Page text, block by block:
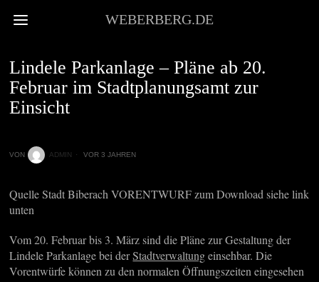
WEBERBERG.DE
Lindele Parkanlage – Pläne ab 20.
Februar im Stadtplanungsamt zur
Einsicht
VON ADMIN VOR 3 JAHREN
Quelle Stadt Biberach VORENTWURF zum Download siehe link
unten
Vom 20. Februar bis 3. März sind die Pläne zur Gestaltung der
Lindele Parkanlage bei derStadtverwaltungeinsehbar. Die
Vorentwürfe können zu den normalen Öffnungszeiten eingesehen